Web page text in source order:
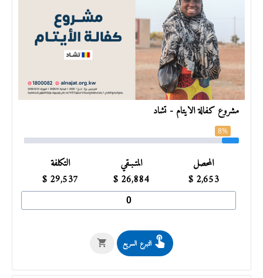
مشروع كفالة الأيتام - تشاد
8%
المحصل
2,653
$
المتـبـقي
26,884
$
التكلفة
29,537
$
التبرع السريع